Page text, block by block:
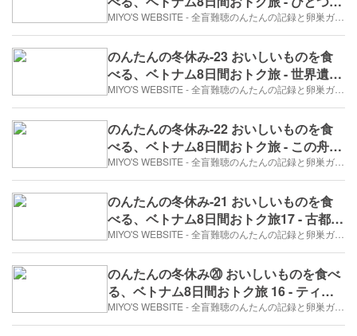
の鍾乳洞（3日目）
のんたんの冬休み-23 おいしいものを食
べる、ベトナム8日間おトク旅 - 世界遺産
「チャンアン」で川下り（3日目）
のんたんの冬休み-22 おいしいものを食
べる、ベトナム8日間おトク旅 - この舟で
すか？^^（3日目）
のんたんの冬休み-21 おいしいものを食
べる、ベトナム8日間おトク旅17 - 古都ホ
アルーを訪ねて（2017年12月26日/3日
め）
のんたんの冬休み⑳ おいしいものを食べ
る、ベトナム8日間おトク旅 16 - ティン
さんとMaison Vie（3日目）